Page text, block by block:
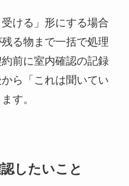
ける」形にする場合
る物まで一括で処理
前に室内確認の記録
ら「これは聞いてい
す。
したいこと